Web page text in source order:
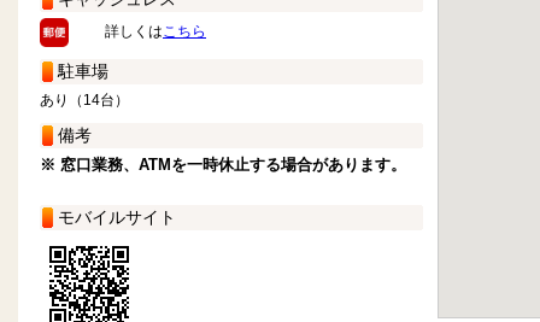
詳しくはこちら
駐車場
あり（14台）
備考
※ 窓口業務、ATMを一時休止する場合があります。
モバイルサイト